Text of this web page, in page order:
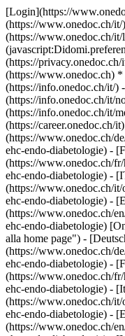
[Login](https://
(https://www.onedoc.ch/
(https://www.onedoc.ch/
(https://
(https://www.onedoc.ch)
(https://info.onedoc.ch/it/)
(https://info.onedoc.ch/it/
(https://info.onedoc.ch/it/
(https://career.onedoc.ch/it)
(https://www.onedoc.ch/
ehc-endo-diabetologie) -
(https://www.onedoc.ch/
ehc-endo-diabetologie) -
(https://www.onedoc.ch/it/
ehc-endo-diabetologie) -
(https://www.onedoc.ch/
ehc-endo-diabetologie)
alla home page") -
(https://www.onedoc.ch/
ehc-endo-diabetologie) -
(https://www.onedoc.ch/
ehc-endo-diabetologie) -
(https://www.onedoc.ch/it/
ehc-endo-diabetologie) -
(https://www.onedoc.ch/